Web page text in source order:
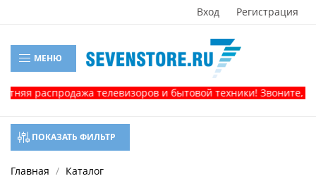
Вход Регистрация
МЕНЮ
телевизоров и бытовой техники! Звоните, и
ПОКАЗАТЬ ФИЛЬТР
Главная Каталог